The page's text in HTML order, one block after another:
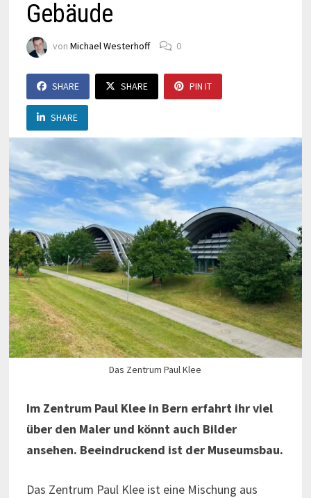
Gebäude
von Michael Westerhoff 0
SHARE SHARE PIN IT
SHARE
Das Zentrum Paul Klee
Im Zentrum Paul Klee in Bern erfahrt ihr viel
über den Maler und könnt auch Bilder
ansehen. Beeindruckend ist der Museumsbau.
Das Zentrum Paul Klee ist eine Mischung aus